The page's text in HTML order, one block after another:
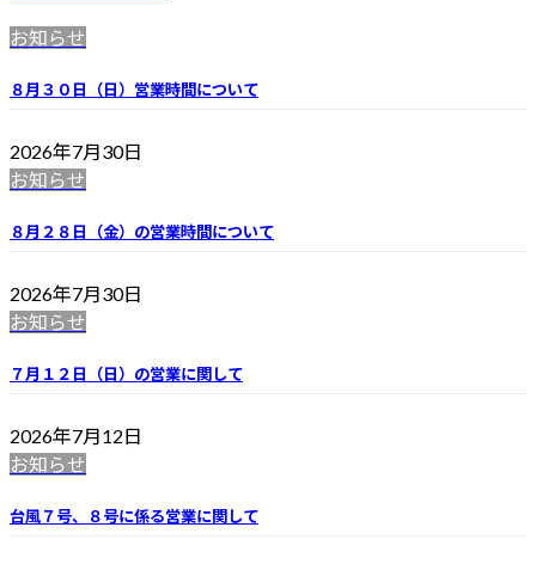
お知らせ
８月３０日（日）営業時間について
2026年7月30日
お知らせ
８月２８日（金）の営業時間について
2026年7月30日
お知らせ
７月１２日（日）の営業に関して
2026年7月12日
お知らせ
台風７号、８号に係る営業に関して